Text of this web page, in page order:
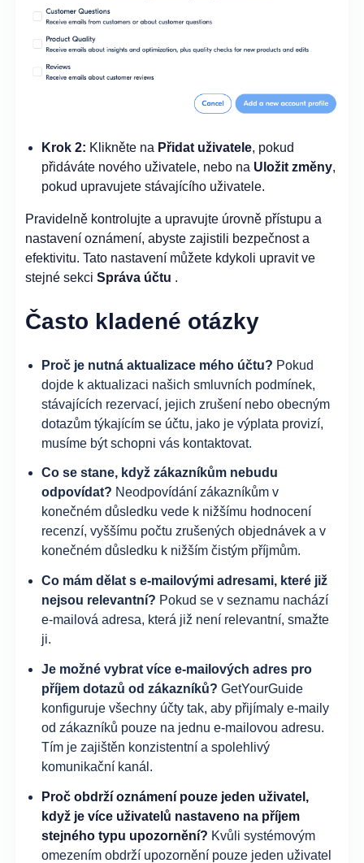
Krok 2: Klikněte na Přidat uživatele, pokud
přidáváte nového uživatele, nebo na Uložit změny,
pokud upravujete stávajícího uživatele.
Pravidelně kontrolujte a upravujte úrovně přístupu a
nastavení oznámení, abyste zajistili bezpečnost a
efektivitu. Tato nastavení můžete kdykoli upravit ve
stejné sekciSpráva účtu .
Často kladené otázky
Proč je nutná aktualizace mého účtu? Pokud
dojde k aktualizaci našich smluvních podmínek,
stávajících rezervací, jejich zrušení nebo obecným
dotazům týkajícím se účtu, jako je výplata provizí,
musíme být schopni vás kontaktovat.
Co se stane, když zákazníkům nebudu
odpovídat? Neodpovídání zákazníkům v
konečném důsledku vede k nižšímu hodnocení
recenzí, vyššímu počtu zrušených objednávek a v
konečném důsledku k nižším čistým příjmům.
Co mám dělat s e-mailovými adresami, které již
nejsou relevantní? Pokud se v seznamu nachází
e-mailová adresa, která již není relevantní, smažte
ji.
Je možné vybrat více e-mailových adres pro
příjem dotazů od zákazníků?GetYourGuide
konfiguruje všechny účty tak, aby přijímaly e-maily
od zákazníků pouze na jednu e-mailovou adresu.
Tím je zajištěn konzistentní a spolehlivý
komunikační kanál.
Proč obdrží oznámení pouze jeden uživatel,
když je více uživatelů nastaveno na příjem
stejného typu upozornění? Kvůli systémovým
omezením obdrží upozornění pouze jeden uživatel